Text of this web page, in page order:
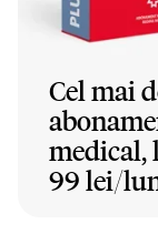
Cel mai
medical,
99 lei/